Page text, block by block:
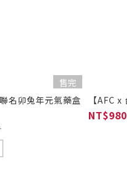
售完
名卯兔年元氣藥盒
【AFC
NT$980